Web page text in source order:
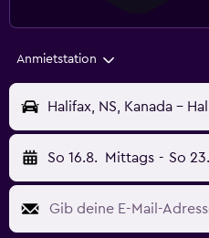
Anmietstation
Halifax, NS, Kanada -
So 16.8. Mittags - So